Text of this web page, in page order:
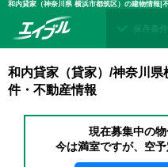
和内貸家（神奈川県 横浜市都筑区）の建物情報|
保存条件
和内貸家（貸家）/神奈川
件・不動産情報
現在募集中の物
今は満室ですが、空予